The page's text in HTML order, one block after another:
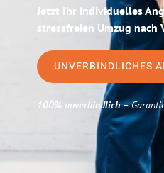
Jetzt Ihr individuelles
stressfreien Umzug nach
UNVERBINDLICHES
100% unverbindlich–